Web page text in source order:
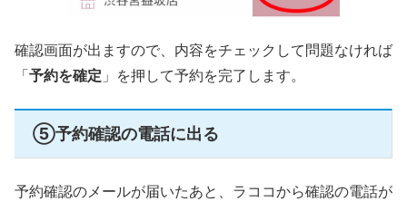
確認画面が出ますので、内容をチェックして問題なければ
「予約を確定 」を押して予約を完了します。
⑤予約確認の電話に出る
予約確認のメールが届いたあと、ラココから確認の電話が